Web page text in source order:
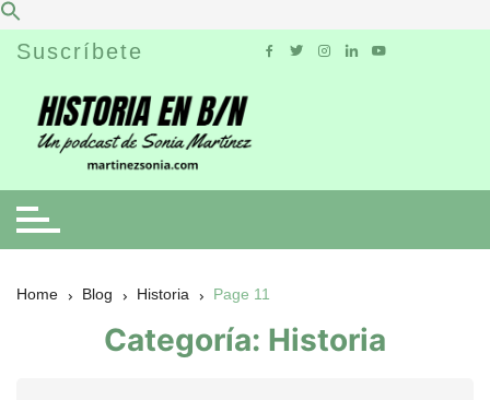
Skip
content
Suscríbete
Home Blog Historia Page 11
Categoría: Historia